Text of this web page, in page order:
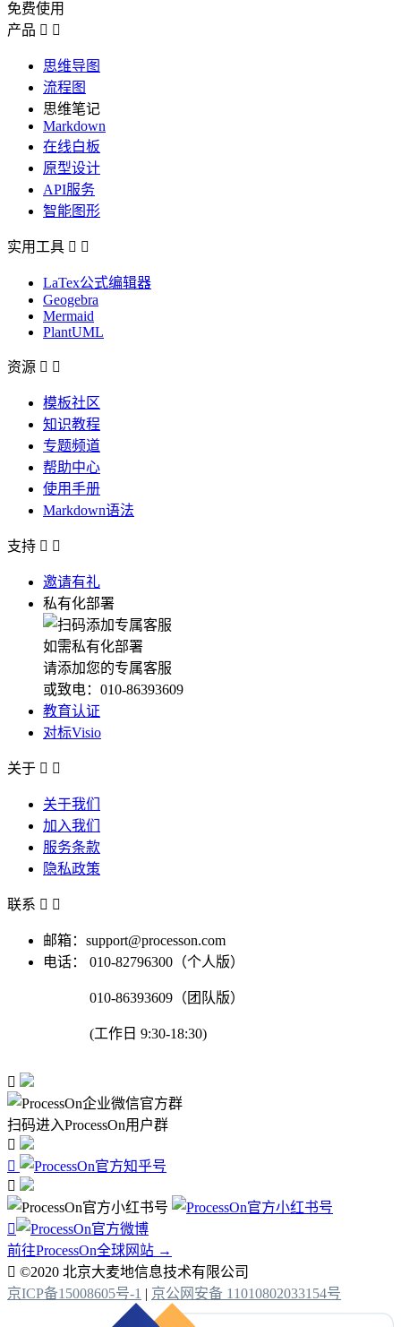
免费使用
产品  
思维导图
流程图
思维笔记
Markdown
在线白板
原型设计
API服务
智能图形
实用工具  
LaTex公式编辑器
Geogebra
Mermaid
PlantUML
资源  
模板社区
知识教程
专题频道
帮助中心
使用手册
Markdown语法
支持  
邀请有礼
私有化部署
如需私有化部署
请添加您的专属客服
或致电：010-86393609
教育认证
对标Visio
关于  
关于我们
加入我们
服务条款
隐私政策
联系  
邮箱：support@processon.com
电话：
010-82796300（个人版）
010-86393609（团队版）
(工作日 9:30-18:30)

扫码进入ProcessOn用户群




前往ProcessOn全球网站 →
 ©2020 北京大麦地信息技术有限公司
京ICP备15008605号-1 | 京公网安备 11010802033154号